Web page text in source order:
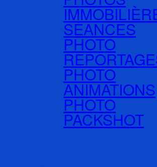
SÉANCES
PHOTO
PHOTO
ANIMATIONS
PHOTO
PACKSHOT